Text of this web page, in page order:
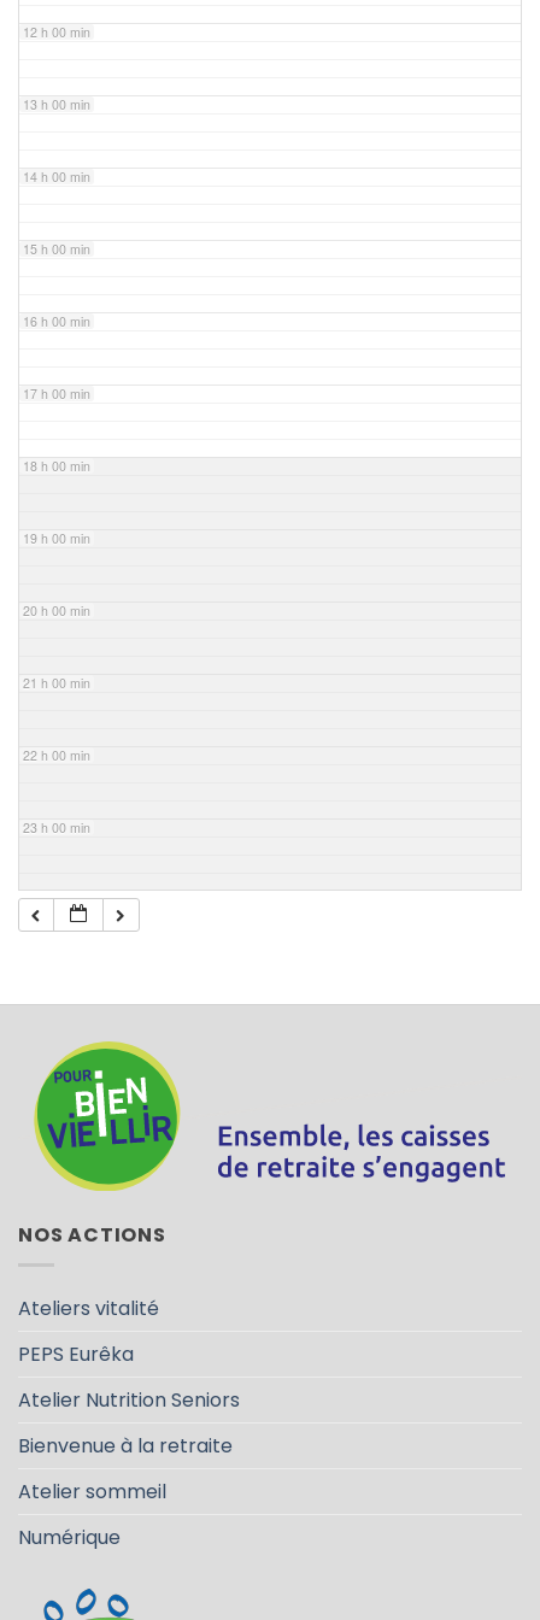
12 h 00 min
13 h 00 min
14 h 00 min
15 h 00 min
16 h 00 min
17 h 00 min
18 h 00 min
19 h 00 min
20 h 00 min
21 h 00 min
22 h 00 min
23 h 00 min
NOS ACTIONS
Ateliers vitalité
PEPS Eurêka
Atelier Nutrition Seniors
Bienvenue à la retraite
Atelier sommeil
Numérique